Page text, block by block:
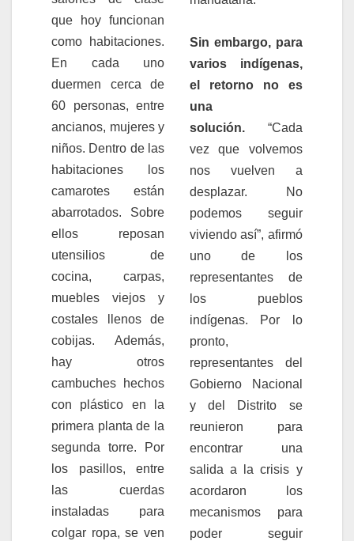
que hoy funcionan
como habitaciones.
En cada uno
duermen cerca de
60 personas, entre
ancianos, mujeres y
niños. Dentro de las
habitaciones los
camarotes están
abarrotados. Sobre
ellos reposan
utensilios de
cocina, carpas,
muebles viejos y
costales llenos de
cobijas. Además,
hay otros
cambuches hechos
con plástico en la
primera planta de la
segunda torre. Por
los pasillos, entre
las cuerdas
instaladas para
colgar ropa, se ven
Sin embargo, para
varios indígenas,
el retorno no es
una
solución.“Cada
vez que volvemos
nos vuelven a
desplazar. No
podemos seguir
viviendo así”, afirmó
uno de los
representantes de
los pueblos
indígenas. Por lo
pronto,
representantes del
Gobierno Nacional
y del Distrito se
reunieron para
encontrar una
salida a la crisis y
acordaron los
mecanismos para
poder seguir